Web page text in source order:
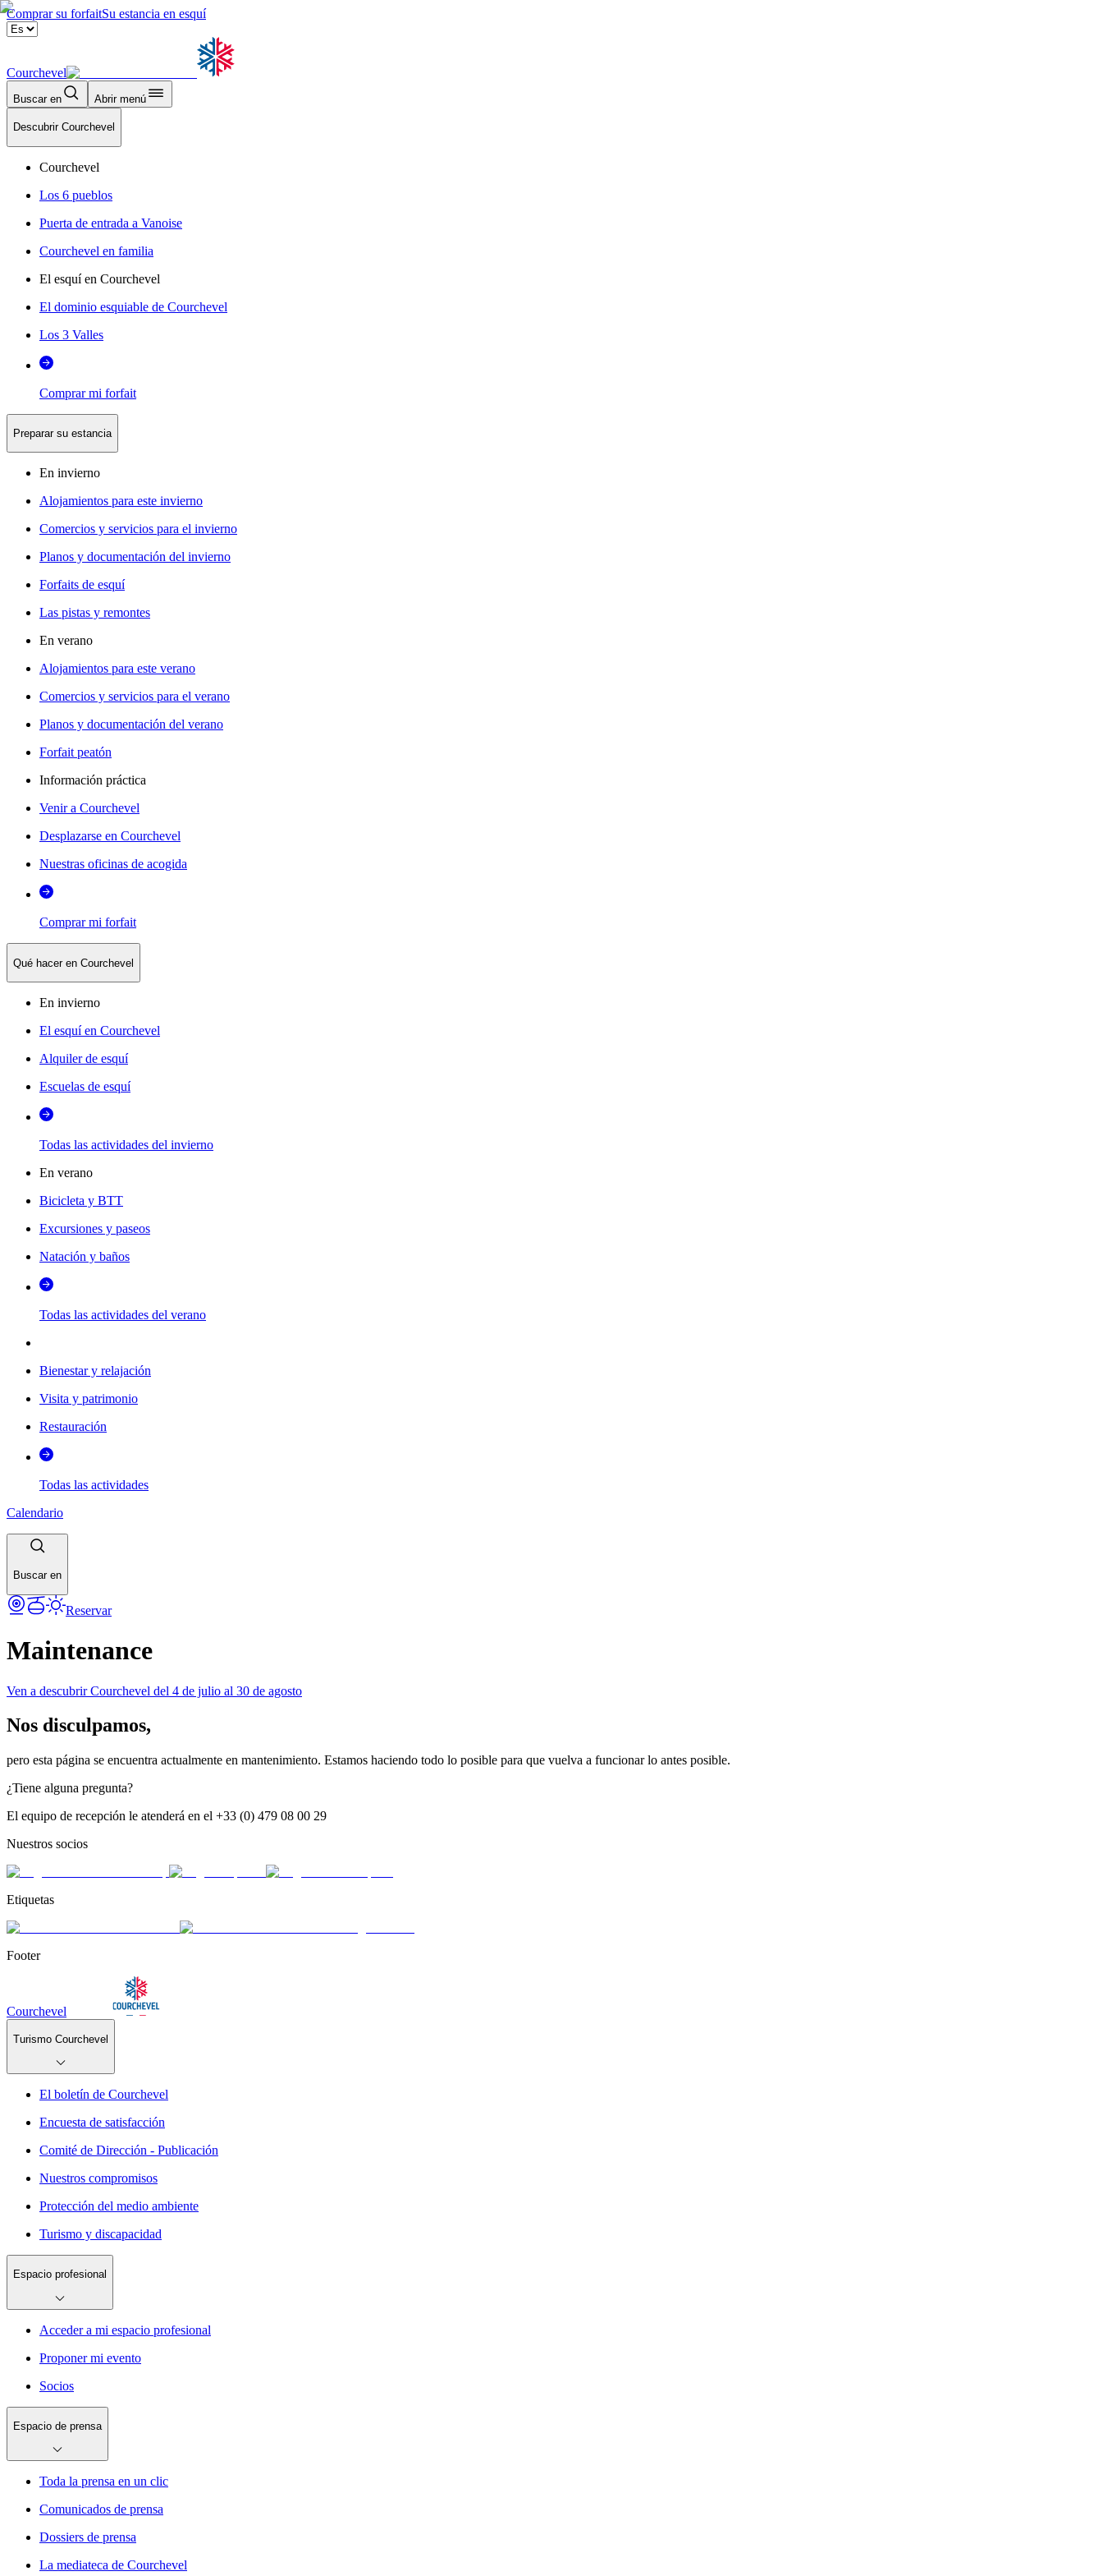
Comprar su forfaitSu estancia en esquí
Courchevel
Buscar en Abrir menú
Descubrir Courchevel
Courchevel
Los 6 pueblos
Puerta de entrada a Vanoise
Courchevel en familia
El esquí en Courchevel
El dominio esquiable de Courchevel
Los 3 Valles
Comprar mi forfait
Preparar su estancia
En invierno
Alojamientos para este invierno
Comercios y servicios para el invierno
Planos y documentación del invierno
Forfaits de esquí
Las pistas y remontes
En verano
Alojamientos para este verano
Comercios y servicios para el verano
Planos y documentación del verano
Forfait peatón
Información práctica
Venir a Courchevel
Desplazarse en Courchevel
Nuestras oficinas de acogida
Comprar mi forfait
Qué hacer en Courchevel
En invierno
El esquí en Courchevel
Alquiler de esquí
Escuelas de esquí
Todas las actividades del invierno
En verano
Bicicleta y BTT
Excursiones y paseos
Natación y baños
Todas las actividades del verano
Bienestar y relajación
Visita y patrimonio
Restauración
Todas las actividades
Calendario
Buscar en
Reservar
Maintenance
Ven a descubrir Courchevel del 4 de julio al 30 de agosto
Nos disculpamos,
pero esta página se encuentra actualmente en mantenimiento. Estamos haciendo todo lo posible para que vuelva a funcionar lo antes posible.
¿Tiene alguna pregunta?
El equipo de recepción le atenderá en el +33 (0) 479 08 00 29
Nuestros socios
Etiquetas
Footer
Courchevel
Turismo Courchevel
El boletín de Courchevel
Encuesta de satisfacción
Comité de Dirección - Publicación
Nuestros compromisos
Protección del medio ambiente
Turismo y discapacidad
Espacio profesional
Acceder a mi espacio profesional
Proponer mi evento
Socios
Espacio de prensa
Toda la prensa en un clic
Comunicados de prensa
Dossiers de prensa
La mediateca de Courchevel